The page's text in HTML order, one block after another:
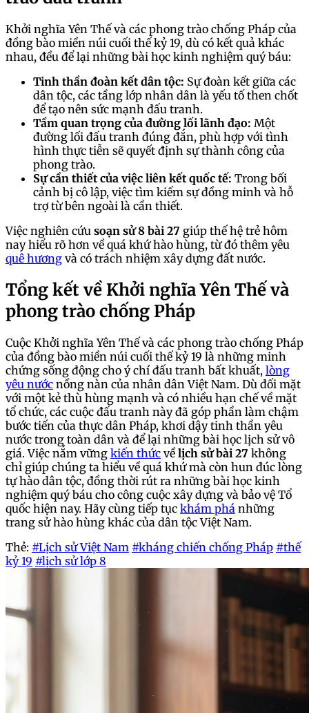
Khởi nghĩa Yên Thế và các phong trào chống Pháp của
đồng bào miền núi cuối thế kỷ 19, dù có kết quả khác
nhau, đều để lại những bài học kinh nghiệm quý báu:
Tinh thần đoàn kết dân tộc: Sự đoàn kết giữa các
dân tộc, các tầng lớp nhân dân là yếu tố then chốt
để tạo nên sức mạnh đấu tranh.
Tầm quan trọng của đường lối lãnh đạo: Một
đường lối đấu tranh đúng đắn, phù hợp với tình
hình thực tiễn sẽ quyết định sự thành công của
phong trào.
Sự cần thiết của việc liên kết quốc tế: Trong bối
cảnh bị cô lập, việc tìm kiếm sự đồng minh và hỗ
trợ từ bên ngoài là cần thiết.
Việc nghiên cứu soạn sử 8 bài 27 giúp thế hệ trẻ hôm
nay hiểu rõ hơn về quá khứ hào hùng, từ đó thêm yêu
quê hương và có trách nhiệm xây dựng đất nước.
Tổng kết về Khởi nghĩa Yên Thế và
phong trào chống Pháp
Cuộc Khởi nghĩa Yên Thế và các phong trào chống Pháp
của đồng bào miền núi cuối thế kỷ 19 là những minh
chứng sống động cho ý chí đấu tranh bất khuất, lòng
yêu nước nồng nàn của nhân dân Việt Nam. Dù đối mặt
với một kẻ thù hùng mạnh và có nhiều hạn chế về mặt
tổ chức, các cuộc đấu tranh này đã góp phần làm chậm
bước tiến của thực dân Pháp, khơi dậy tinh thần yêu
nước trong toàn dân và để lại những bài học lịch sử vô
giá. Việc nắm vững kiến thức vềlịch sử bài 27 không
chỉ giúp chúng ta hiểu về quá khứ mà còn hun đúc lòng
tự hào dân tộc, đồng thời rút ra những bài học kinh
nghiệm quý báu cho công cuộc xây dựng và bảo vệ Tổ
quốc hiện nay. Hãy cùng tiếp tục khám phá những
trang sử hào hùng khác của dân tộc Việt Nam.
Thẻ: #Lịch sử Việt Nam #kháng chiến chống Pháp #thế
kỷ 19 #lịch sử lớp 8